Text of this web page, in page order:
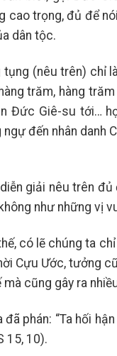
cao trọng, đủ để
dân tộc.
tụng (nêu trên) chỉ
trăm, hàng
Đức Giê-su tới…
đến nhân danh
giải nêu trên đủ
như những vị
có lẽ chúng ta
Cựu Ước, tưởng
mà cũng gây ra
đã phán: “Ta hối
15, 10).